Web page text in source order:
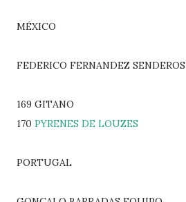
MÉXICO
FEDERICO FERNANDEZ SENDEROS
169 GITANO
170 PYRENES DE LOUZES
PORTUGAL